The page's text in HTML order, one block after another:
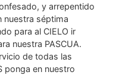
y arrepentido
nuestra séptima
para al CIELO ir
nuestra PASCUA.
de todas las
ponga en nuestro